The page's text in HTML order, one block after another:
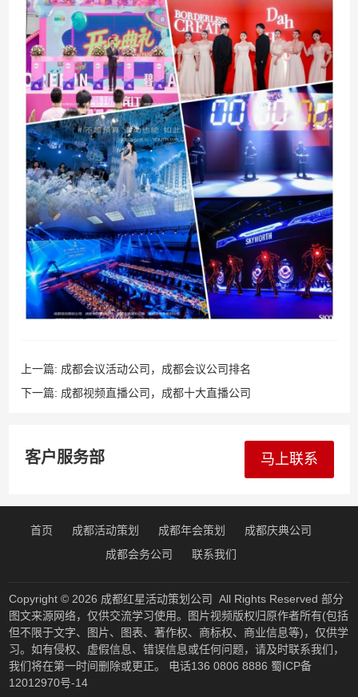
上一篇: 成都会议活动公司，成都会议公司排名
下一篇: 成都视频直播公司，成都十大直播公司
客户服务部 马上联系
首页 成都活动策划 成都年会策划
成都庆典公司
成都会务公司
联系我们
Copyright © 2026 成都红星活动策划公司 All Rights Reserved 部分
图文来源网络，仅供交流学习使用。图片视频版权归原作者所有(包括
但不限于文字、图片、图表、著作权、商标权、商业信息等)，仅供学
习。如有侵权、虚假信息、错误信息或任何问题，请及时联系我们，
我们将在第一时间删除或更正。 电话136 0806 8886 蜀ICP备
12012970号-14